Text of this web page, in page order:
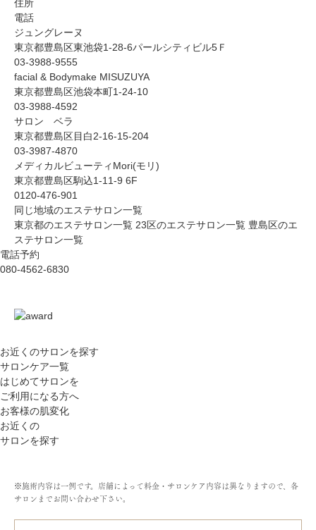
住所
電話
ジュングレーヌ
東京都豊島区東池袋1-28-6パールシティビル5Ｆ
03-3988-9555
facial & Bodymake MISUZUYA
東京都豊島区池袋本町1-24-10
03-3988-4592
サロン ベラ
東京都豊島区目白2-16-15-204
03-3987-4870
メディカルビューティMori(モリ)
東京都豊島区駒込1-11-9 6F
0120-476-901
同じ地域のエステサロン一覧
東京都のエステサロン一覧 23区のエステサロン一覧 豊島区のエ
ステサロン一覧
電話予約
080-4562-6830
お近くのサロンを探す
サロンケア一覧
はじめてサロンを
ご利用になる方へ
お客様の肌変化
お近くの
サロンを探す
※施術内容は一例です。店舗によって料金・サロンケア内容は異なりますので、各
サロンまでお問い合わせ下さい。